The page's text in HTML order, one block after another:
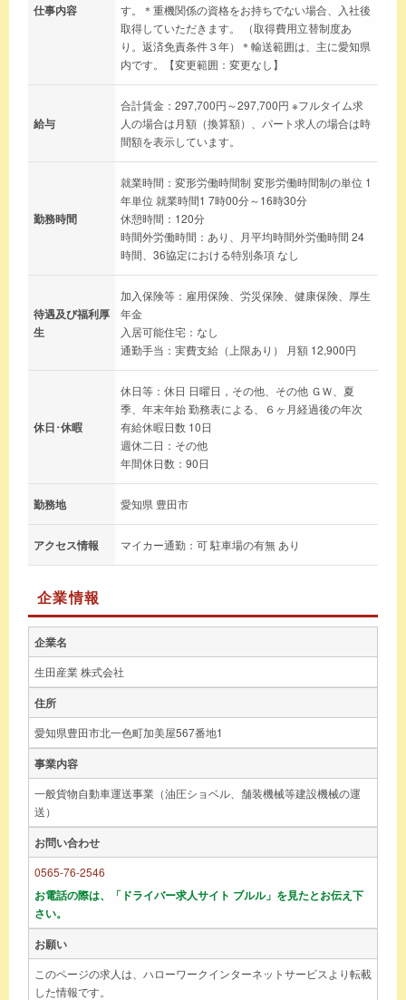
仕事内容
す。＊重機関係の資格をお持ちでない場合、入社後
取得していただきます。 （取得費用立替制度あ
り。返済免責条件３年）＊輸送範囲は、主に愛知県
内です。【変更範囲：変更なし】
給与
合計賃金：297,700円～297,700円 ※フルタイム求
人の場合は月額（換算額）、パート求人の場合は時
間額を表示しています。
勤務時間
就業時間：変形労働時間制 変形労働時間制の単位 1
年単位 就業時間1 7時00分～16時30分
休憩時間：120分
時間外労働時間：あり、月平均時間外労働時間 24
時間、36協定における特別条項 なし
待遇及び福利厚
生
加入保険等：雇用保険、労災保険、健康保険、厚生
年金
入居可能住宅：なし
通勤手当：実費支給（上限あり） 月額 12,900円
休日･休暇
休日等：休日 日曜日，その他、その他 ＧＷ、夏
季、年末年始 勤務表による、６ヶ月経過後の年次
有給休暇日数 10日
週休二日：その他
年間休日数：90日
勤務地 愛知県 豊田市
アクセス情報 マイカー通勤：可 駐車場の有無 あり
企業情報
企業名
生田産業 株式会社
住所
愛知県豊田市北一色町加美屋567番地1
事業内容
一般貨物自動車運送事業（油圧ショベル、舗装機械等建設機械の運
送）
お問い合わせ
0565-76-2546
お電話の際は、「ドライバー求人サイト ブルル」を見たとお伝え下
さい。
お願い
このページの求人は、ハローワークインターネットサービスより転載
した情報です。